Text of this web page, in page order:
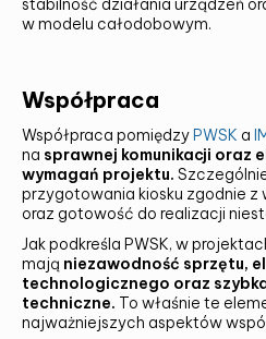
stabilność działania urządzeń
w modelu całodobowym.
Współpraca
Współpraca pomiędzyPWSK a
na sprawnej komunikacji oraz
wymagań projektu.
przygotowania kiosku zgodnie z
oraz gotowość do realizacji
Jak podkreśla PWSK, w
mają niezawodność sprzętu,
technologicznego oraz
techniczne. To właśnie te
najważniejszych aspektów